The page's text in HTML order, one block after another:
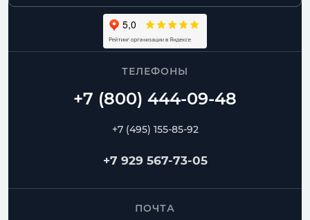
ТЕЛЕФОНЫ
+7 (495) 155-85-92
+7 929 567-73-05
ПОЧТА